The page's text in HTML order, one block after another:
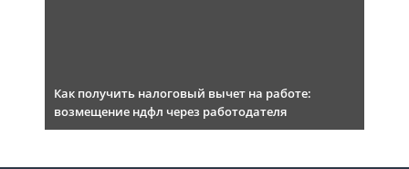
Как получить налоговый вычет на работе:
возмещение ндфл через работодателя